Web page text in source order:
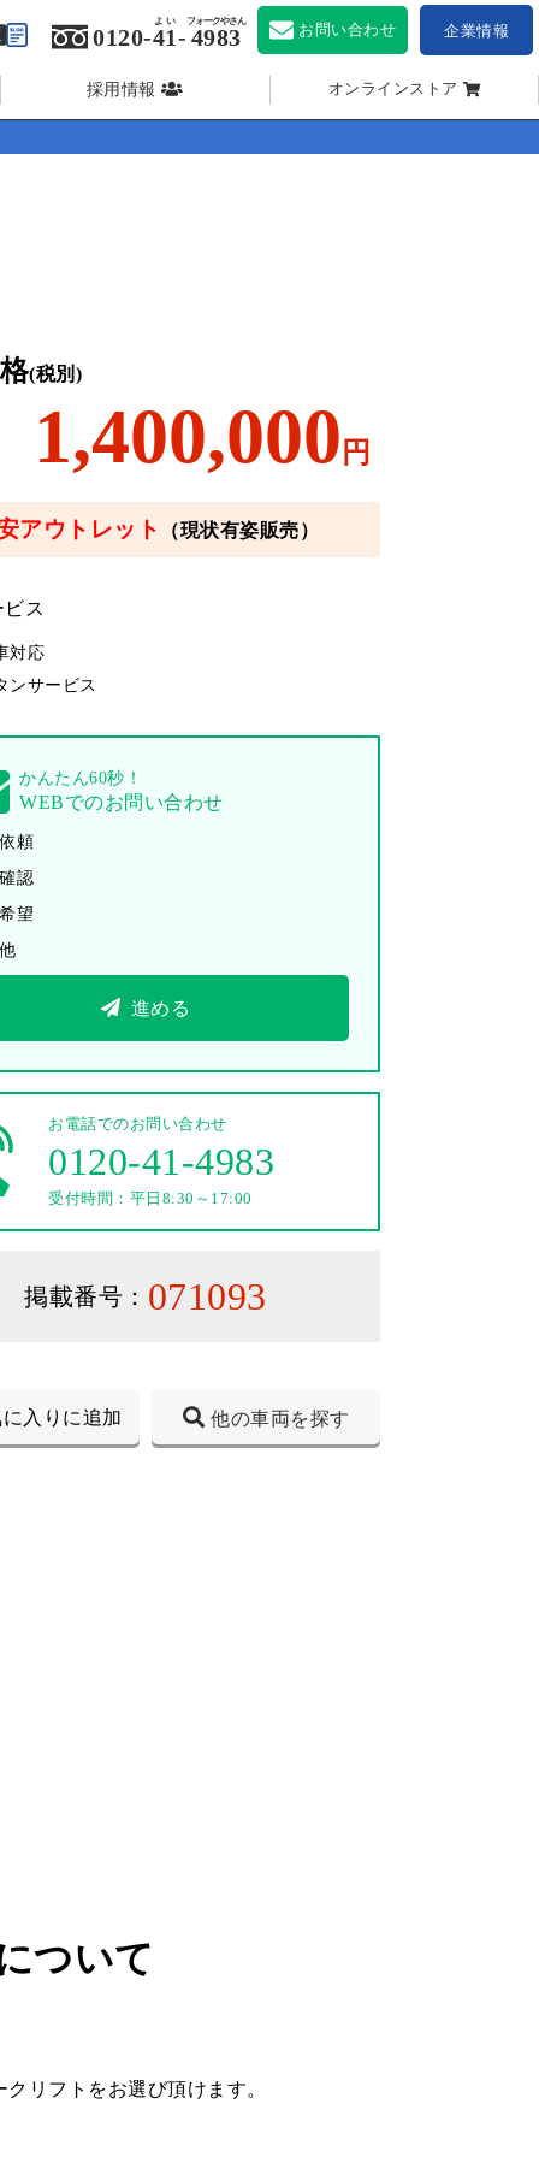
採用情報 オンラインストア
0120-41
よい
- 4983
フォークやさん お問い合わせ 企業情報
(税別)
1,400,000 円
アウトレット （現状有姿販売）
ス
対応
ンサービス
かんたん60秒！
WEBでのお問い合わせ
頼
認
望
進める
お電話でのお問い合わせ
0120-41-4983
受付時間：平日8:30～17:00
掲載番号： 071093
入りに追加 他の車両を探す
ついて
リフトをお選び頂けます。